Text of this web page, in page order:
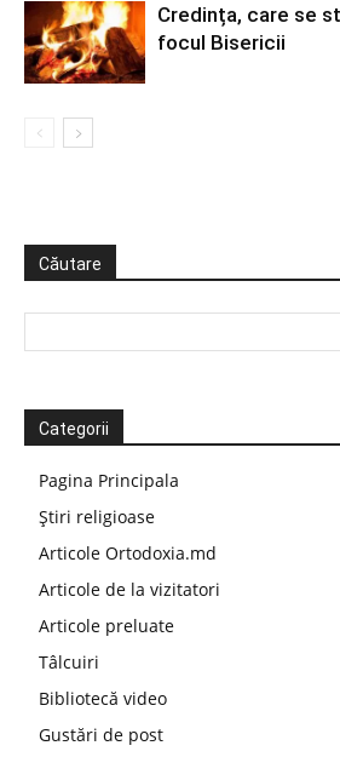
Credința, care se
focul Bisericii
Căutare
Categorii
Pagina Principala
Știri religioase
Articole Ortodoxia.md
Articole de la vizitatori
Articole preluate
Tâlcuiri
Bibliotecă video
Gustări de post